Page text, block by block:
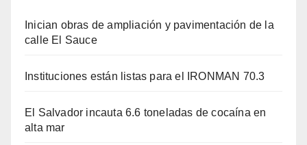
Inician obras de ampliación y pavimentación de la
calle El Sauce
Instituciones están listas para el IRONMAN 70.3
El Salvador incauta 6.6 toneladas de cocaína en
alta mar